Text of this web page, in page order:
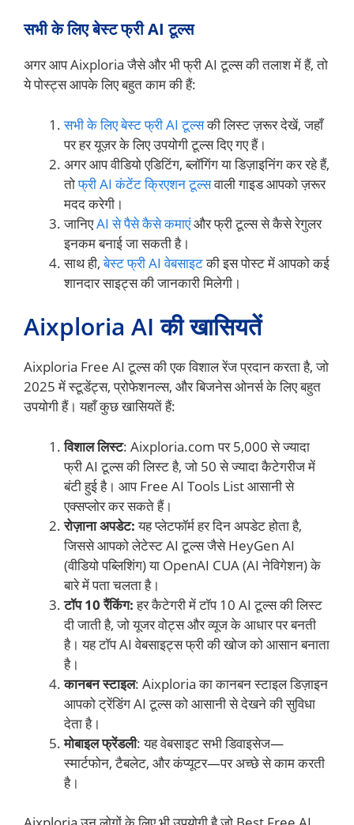
सभी के लिए बेस्ट फ्री AI टूल्स
अगर आप Aixploria जैसे और भी फ्री AI टूल्स की तलाश में हैं, तो
ये पोस्ट्स आपके लिए बहुत काम की हैं:
सभी के लिए बेस्ट फ्री AI टूल्सकी लिस्ट ज़रूर देखें, जहाँ
पर हर यूज़र के लिए उपयोगी टूल्स दिए गए हैं।
अगर आप वीडियो एडिटिंग, ब्लॉगिंग या डिज़ाइनिंग कर रहे हैं,
तोफ्री AI कंटेंट क्रिएशन टूल्सवाली गाइड आपको ज़रूर
मदद करेगी।
जानिएAI से पैसे कैसे कमाएंऔर फ्री टूल्स से कैसे रेगुलर
इनकम बनाई जा सकती है।
साथ ही,बेस्ट फ्री AI वेबसाइटकी इस पोस्ट में आपको कई
शानदार साइट्स की जानकारी मिलेगी।
Aixploria AI की खासियतें
Aixploria Free AI टूल्स की एक विशाल रेंज प्रदान करता है, जो
2025 में स्टूडेंट्स, प्रोफेशनल्स, और बिजनेस ओनर्स के लिए बहुत
उपयोगी हैं। यहाँ कुछ खासियतें हैं:
विशाल लिस्ट: Aixploria.com पर 5,000 से ज्यादा
फ्री AI टूल्स की लिस्ट है, जो 50 से ज्यादा कैटेगरीज में
बंटी हुई है। आप Free AI Tools List आसानी से
एक्सप्लोर कर सकते हैं।
रोज़ाना अपडेट:यह प्लेटफॉर्म हर दिन अपडेट होता है,
जिससे आपको लेटेस्ट AI टूल्स जैसे HeyGen AI
(वीडियो पब्लिशिंग) या OpenAI CUA (AI नेविगेशन) के
बारे में पता चलता है।
टॉप 10 रैंकिंग:हर कैटेगरी में टॉप 10 AI टूल्स की लिस्ट
दी जाती है, जो यूजर वोट्स और व्यूज के आधार पर बनती
है। यह टॉप AI वेबसाइट्स फ्री की खोज को आसान बनाता
है।
कानबन स्टाइल: Aixploria का कानबन स्टाइल डिज़ाइन
आपको ट्रेंडिंग AI टूल्स को आसानी से देखने की सुविधा
देता है।
मोबाइल फ्रेंडली: यह वेबसाइट सभी डिवाइसेज—
स्मार्टफोन, टैबलेट, और कंप्यूटर—पर अच्छे से काम करती
है।